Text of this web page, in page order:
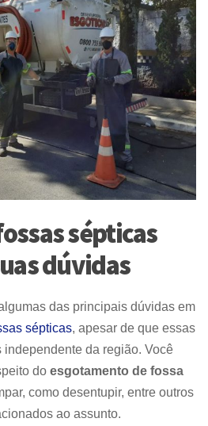
sépticas
dúvidas
das principais dúvidas em
sépticas, apesar de que essas
da região. Você
do esgotamento de fossa
como desentupir, entre outros
ao assunto.